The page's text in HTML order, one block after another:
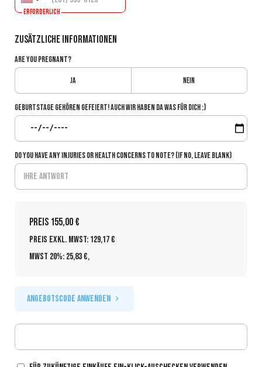
Erforderlich
Zusätzliche Informationen
Are you pregnant?
Ja Nein
Geburtstage gehören gefeiert! Auch wir haben da was für dich :)
Do you have any injuries or health concerns to note? (If no, leave blank)
Preis 155,00 €
Preis exkl. MwSt: 129,17 €
MwSt 20%: 25,83 €,
Angebotscode anwenden